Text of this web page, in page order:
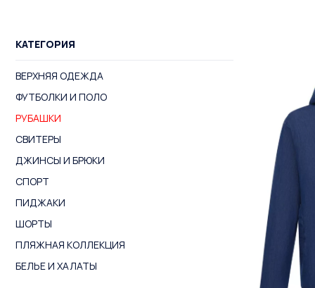
КАТЕГОРИЯ
ВЕРХНЯЯ ОДЕЖДА
ФУТБОЛКИ И ПОЛО
РУБАШКИ
СВИТЕРЫ
ДЖИНСЫ И БРЮКИ
СПОРТ
ПИДЖАКИ
ШОРТЫ
ПЛЯЖНАЯ КОЛЛЕКЦИЯ
БЕЛЬЕ И ХАЛАТЫ